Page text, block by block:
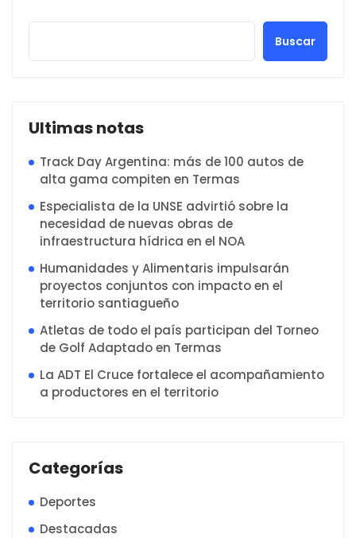
Buscar
Ultimas notas
Track Day Argentina: más de 100 autos de
alta gama compiten en Termas
Especialista de la UNSE advirtió sobre la
necesidad de nuevas obras de
infraestructura hídrica en el NOA
Humanidades y Alimentaris impulsarán
proyectos conjuntos con impacto en el
territorio santiagueño
Atletas de todo el país participan del Torneo
de Golf Adaptado en Termas
La ADT El Cruce fortalece el acompañamiento
a productores en el territorio
Categorías
Deportes
Destacadas